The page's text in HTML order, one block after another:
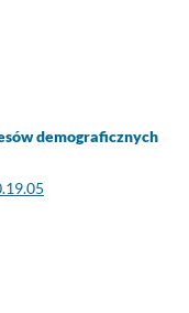
demograficznych